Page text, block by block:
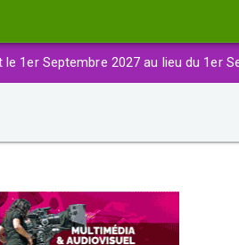
1er Septembre 2027 au lieu du 1er